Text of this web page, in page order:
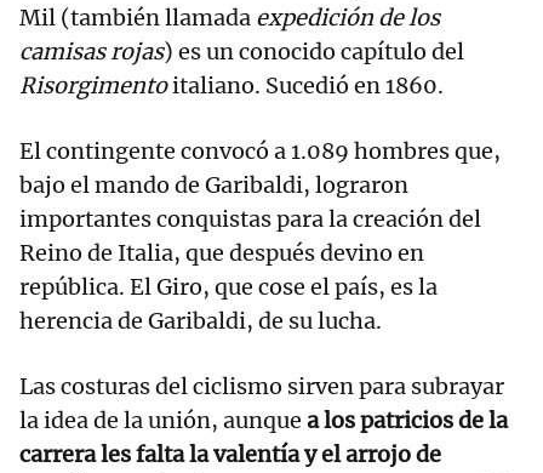
Mil (también llamada expedición de los
camisas rojas) es un conocido capítulo del
Risorgimentoitaliano. Sucedió en 1860.
El contingente convocó a 1.089 hombres que,
bajo el mando de Garibaldi, lograron
importantes conquistas para la creación del
Reino de Italia, que después devino en
república. El Giro, que cose el país, es la
herencia de Garibaldi, de su lucha.
Las costuras del ciclismo sirven para subrayar
la idea de la unión, aunque a los patricios de la
carrera les falta la valentía y el arrojo de